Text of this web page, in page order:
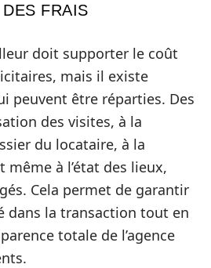
FRAIS
doit supporter le coût
mais il existe
peuvent être réparties. Des
des visites, à la
du locataire, à la
à l’état des lieux,
Cela permet de garantir
dans la transaction tout en
totale de l’agence